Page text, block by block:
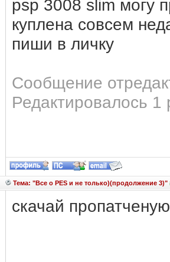
psp 3008 slim могу
куплена совсем
пиши в личку
Сообщение
Редактировалось 1
Тема: "Все о PES и не только)(продолжение 3)"
скачай